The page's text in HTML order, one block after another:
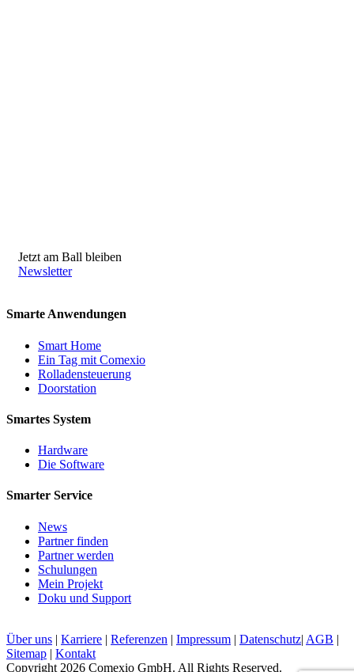
Jetzt am Ball bleiben
Newsletter
Smarte Anwendungen
Smart Home
Ein Tag mit Comexio
Rolladensteuerung
Doorstation
Smartes System
Hardware
Die Software
Smarter Service
News
Partner finden
Partner werden
Schulungen
Mein Projekt
Doku und Support
Über uns | Karriere | Referenzen | Impressum | Datenschutz| AGB |
Sitemap | Kontakt
Copyright 2026 Comexio GmbH. All Rights Reserved.